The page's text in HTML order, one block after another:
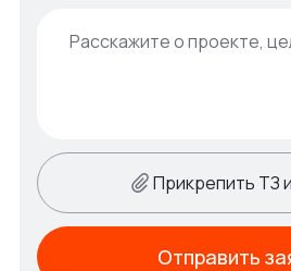
Прикрепить ТЗ
Отправить